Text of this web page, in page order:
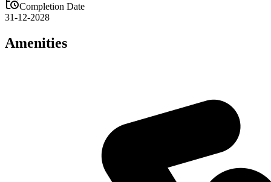
Completion Date
31-12-2028
Amenities